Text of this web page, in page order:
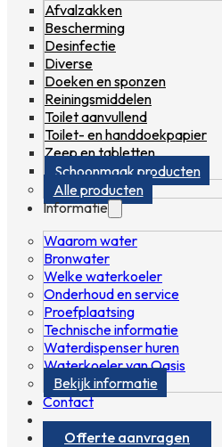
Afvalzakken
Bescherming
Desinfectie
Diverse
Doeken en sponzen
Reiningsmiddelen
Toilet aanvullend
Toilet- en handdoekpapier
Zeep en tabletten
Schoonmaak producten
Alle producten
Informatie
Waarom water
Bronwater
Welke waterkoeler
Onderhoud en service
Proefplaatsing
Technische informatie
Waterdispenser huren
Waterkoeler van Oasis
Bekijk informatie
Contact
Offerte aanvragen